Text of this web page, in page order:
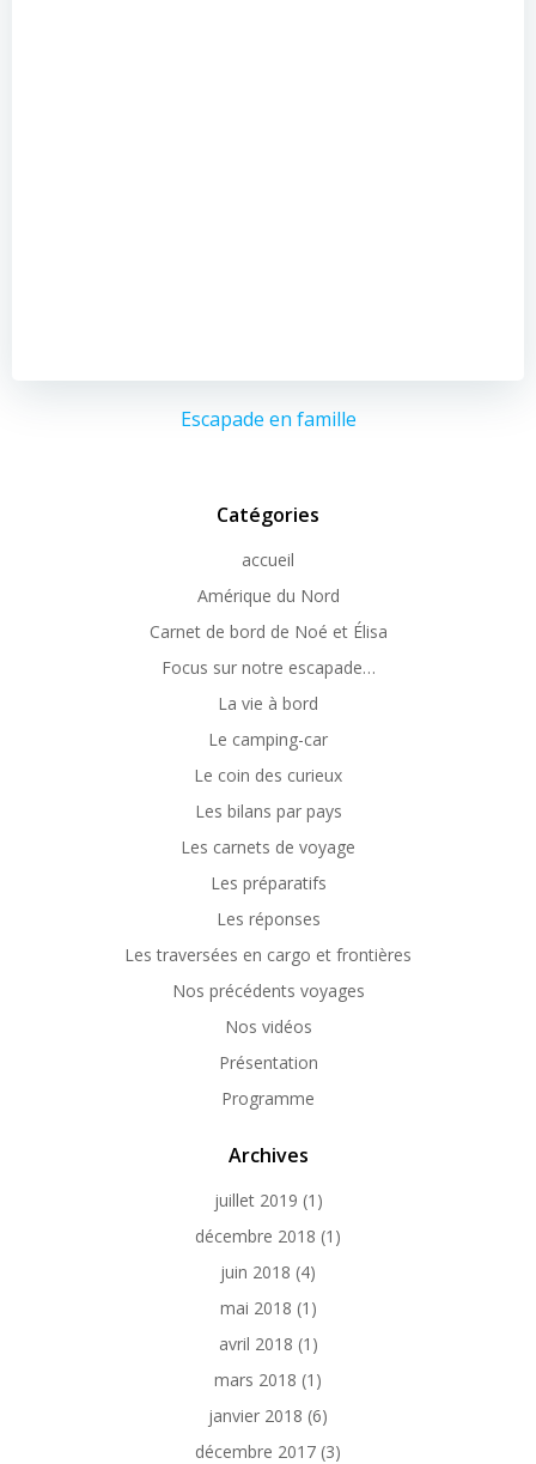
Escapade en famille
Catégories
accueil
Amérique du Nord
Carnet de bord de Noé et Élisa
Focus sur notre escapade…
La vie à bord
Le camping-car
Le coin des curieux
Les bilans par pays
Les carnets de voyage
Les préparatifs
Les réponses
Les traversées en cargo et frontières
Nos précédents voyages
Nos vidéos
Présentation
Programme
Archives
juillet 2019 (1)
décembre 2018 (1)
juin 2018 (4)
mai 2018 (1)
avril 2018 (1)
mars 2018 (1)
janvier 2018 (6)
décembre 2017 (3)